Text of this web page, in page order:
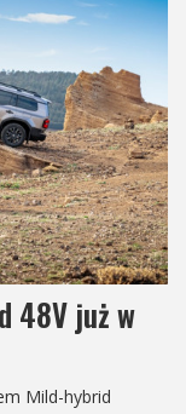
AT37
do
o ekstremalnej